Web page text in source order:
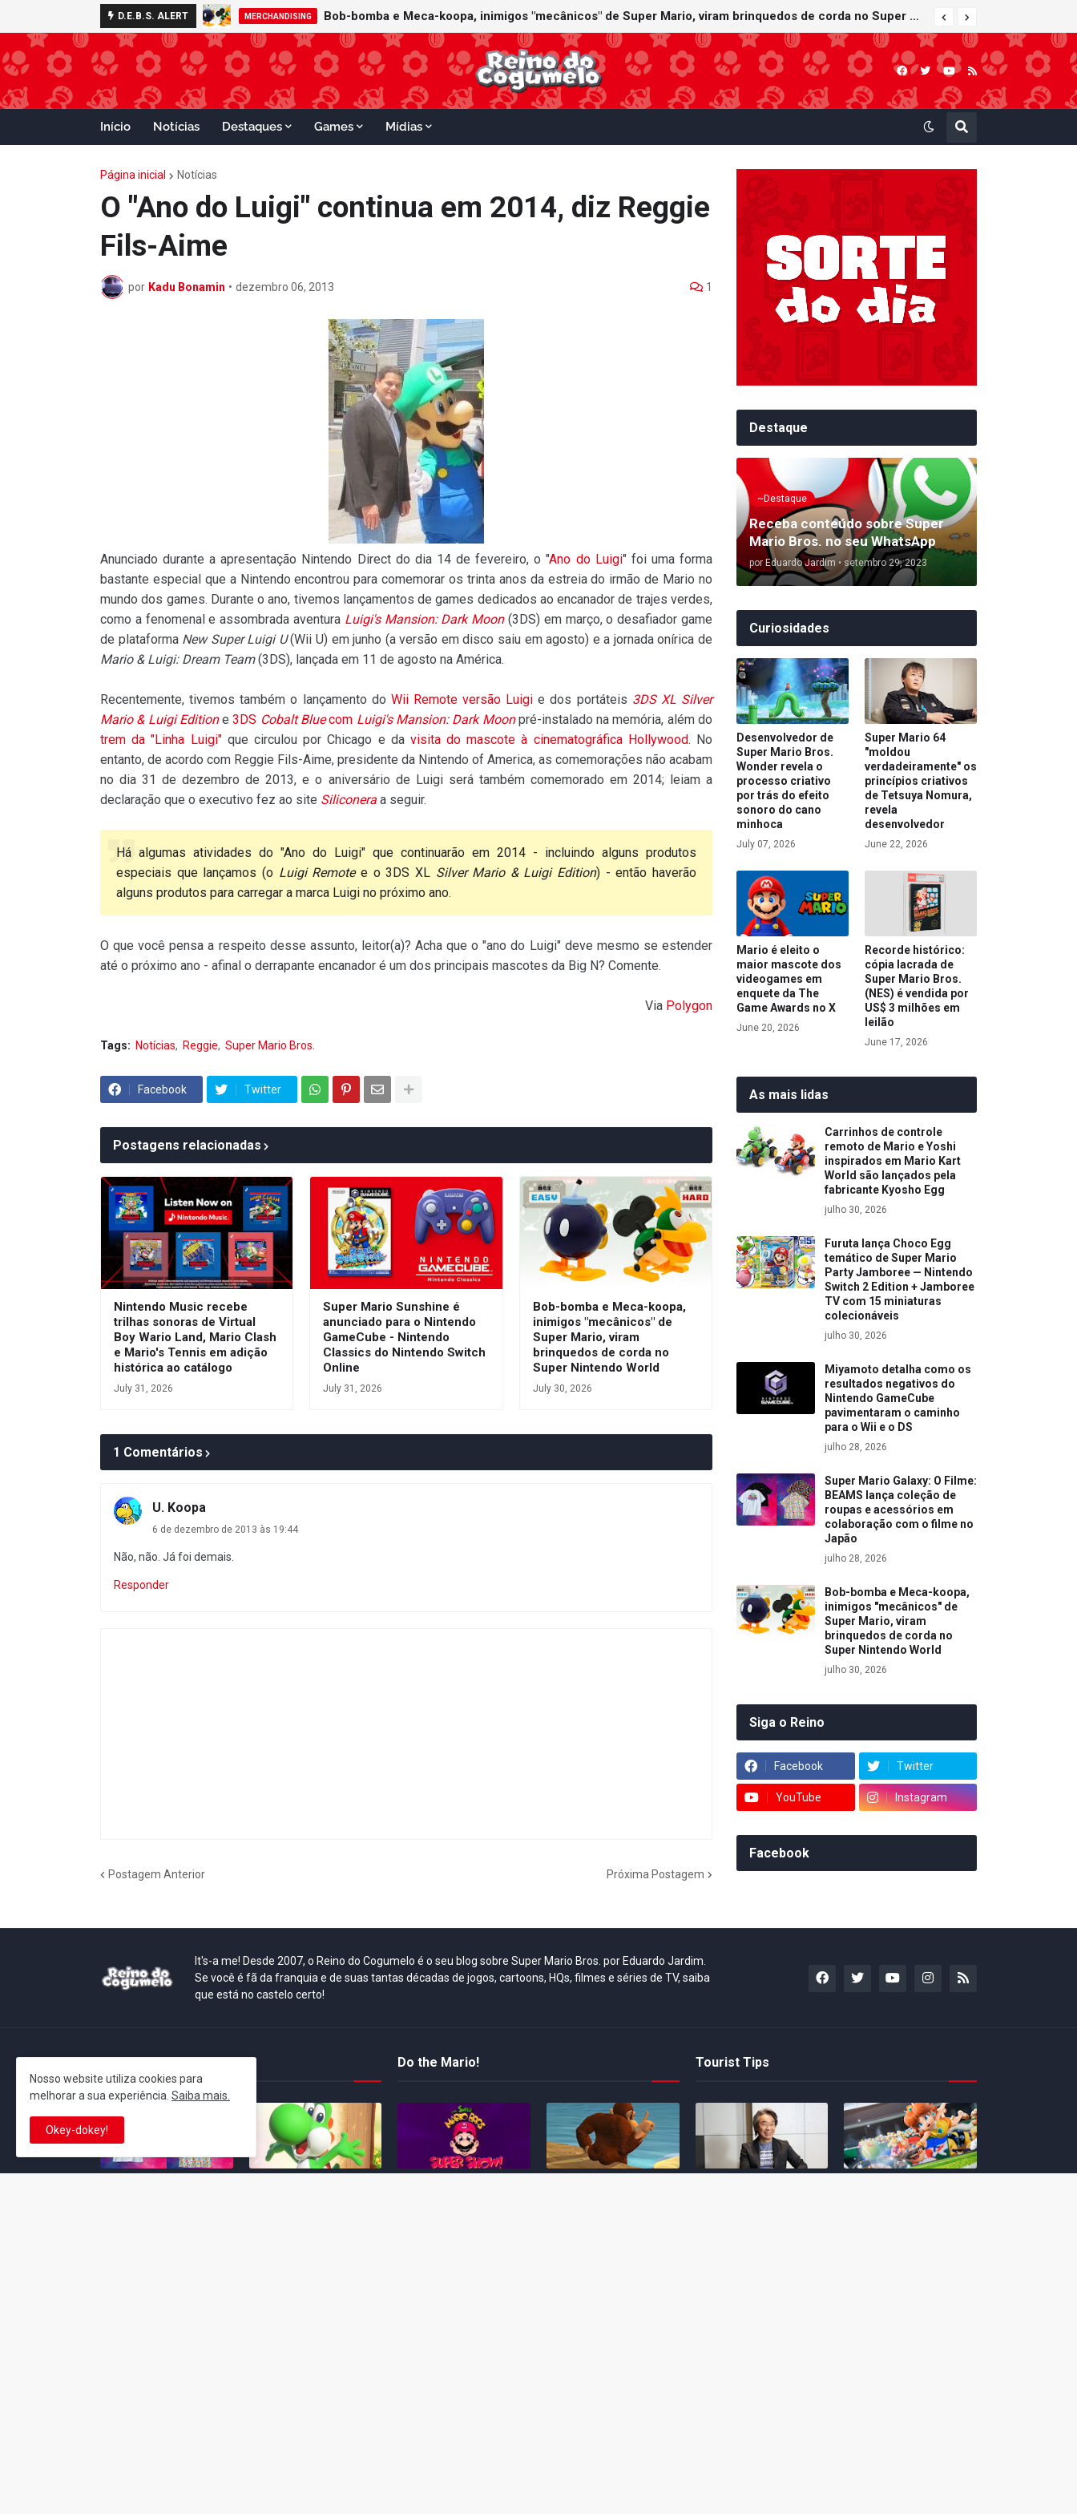
D.E.B.S. ALERT MERCHANDISING Bob-bomba e Meca-koopa, inimigos "mecânicos" de Super Mario, viram brinquedos de corda no Super Nintendo World
Início Notícias Destaques Games Mídias
Página inicial Notícias
O "Ano do Luigi" continua em 2014, diz Reggie
Fils-Aime
por Kadu Bonamin • dezembro 06, 2013 1
Anunciado durante a apresentação Nintendo Direct do dia 14 de fevereiro, o "Ano do Luigi" foi uma forma
bastante especial que a Nintendo encontrou para comemorar os trinta anos da estreia do irmão de Mario no
mundo dos games. Durante o ano, tivemos lançamentos de games dedicados ao encanador de trajes verdes,
como a fenomenal e assombrada aventura Luigi's Mansion: Dark Moon(3DS) em março, o desafiador game
de plataforma New Super Luigi U(Wii U) em junho (a versão em disco saiu em agosto) e a jornada onírica de
Mario & Luigi: Dream Team(3DS), lançada em 11 de agosto na América.
Recentemente, tivemos também o lançamento do Wii Remote versão Luigi e dos portáteis 3DS XL Silver
Mario & Luigi Editione3DS Cobalt Bluecom Luigi's Mansion: Dark Moonpré-instalado na memória, além do
trem da "Linha Luigi"que circulou por Chicago e da visita do mascote à cinematográfica Hollywood. No
entanto, de acordo com Reggie Fils-Aime, presidente da Nintendo of America, as comemorações não acabam
no dia 31 de dezembro de 2013, e o aniversário de Luigi será também comemorado em 2014; leiam a
declaração que o executivo fez ao site Siliconera a seguir.
Há algumas atividades do "Ano do Luigi" que continuarão em 2014 - incluindo alguns produtos
especiais que lançamos (o Luigi Remotee o 3DS XL Silver Mario & Luigi Edition) - então haverão
alguns produtos para carregar a marca Luigi no próximo ano.
O que você pensa a respeito desse assunto, leitor(a)? Acha que o "ano do Luigi" deve mesmo se estender
até o próximo ano - afinal o derrapante encanador é um dos principais mascotes da Big N? Comente.
Via Polygon
Tags: Notícias Reggie Super Mario Bros.
Facebook Twitter
Postagens relacionadas
Nintendo Music recebe
trilhas sonoras de Virtual
Boy Wario Land, Mario Clash
e Mario's Tennis em adição
histórica ao catálogo
July 31, 2026
Super Mario Sunshine é
anunciado para o Nintendo
GameCube - Nintendo
Classics do Nintendo Switch
Online
July 31, 2026
Bob-bomba e Meca-koopa,
inimigos "mecânicos" de
Super Mario, viram
brinquedos de corda no
Super Nintendo World
July 30, 2026
1 Comentários
U. Koopa
6 de dezembro de 2013 às 19:44
Não, não. Já foi demais.
Responder
Postagem Anterior Próxima Postagem
Destaque
~Destaque
Receba conteúdo sobre Super
Mario Bros. no seu WhatsApp
por Eduardo Jardim • setembro 29, 2023
Curiosidades
Desenvolvedor de
Super Mario Bros.
Wonder revela o
processo criativo
por trás do efeito
sonoro do cano
minhoca
July 07, 2026
Super Mario 64
"moldou
verdadeiramente" os
princípios criativos
de Tetsuya Nomura,
revela
desenvolvedor
June 22, 2026
Mario é eleito o
maior mascote dos
videogames em
enquete da The
Game Awards no X
June 20, 2026
Recorde histórico:
cópia lacrada de
Super Mario Bros.
(NES) é vendida por
US$ 3 milhões em
leilão
June 17, 2026
As mais lidas
Carrinhos de controle
remoto de Mario e Yoshi
inspirados em Mario Kart
World são lançados pela
fabricante Kyosho Egg
julho 30, 2026
Furuta lança Choco Egg
temático de Super Mario
Party Jamboree — Nintendo
Switch 2 Edition + Jamboree
TV com 15 miniaturas
colecionáveis
julho 30, 2026
Miyamoto detalha como os
resultados negativos do
Nintendo GameCube
pavimentaram o caminho
para o Wii e o DS
julho 28, 2026
Super Mario Galaxy: O Filme:
BEAMS lança coleção de
roupas e acessórios em
colaboração com o filme no
Japão
julho 28, 2026
Bob-bomba e Meca-koopa,
inimigos "mecânicos" de
Super Mario, viram
brinquedos de corda no
Super Nintendo World
julho 30, 2026
Siga o Reino
Facebook Twitter
YouTube Instagram
Facebook
It's-a me! Desde 2007, o Reino do Cogumelo é o seu blog sobre Super Mario Bros. por Eduardo Jardim.
Se você é fã da franquia e de suas tantas décadas de jogos, cartoons, HQs, filmes e séries de TV, saiba
que está no castelo certo!
Do the Mario! Tourist Tips
Nosso website utiliza cookies para
melhorar a sua experiência. Saiba mais.
Okey-dokey!